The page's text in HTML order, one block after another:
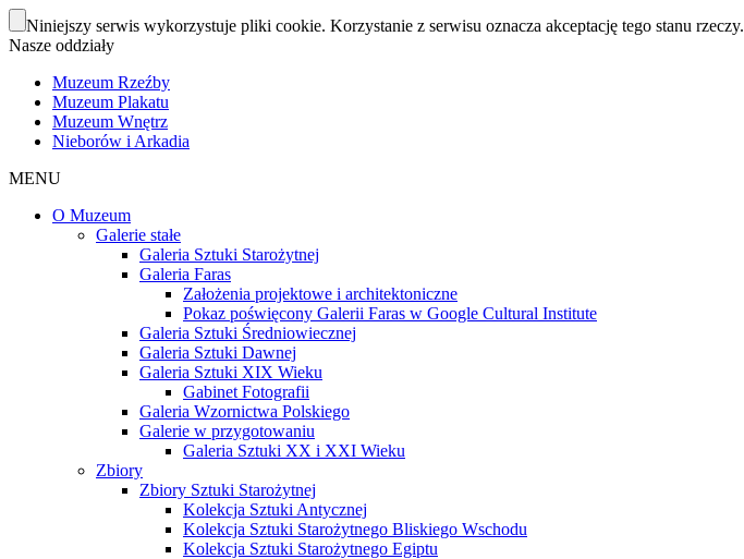
Niniejszy serwis wykorzystuje pliki cookie. Korzystanie z serwisu oznacza akceptację tego stanu rzeczy.
Nasze oddziały
Muzeum Rzeźby
Muzeum Plakatu
Muzeum Wnętrz
Nieborów i Arkadia
MENU
O Muzeum
Galerie stałe
Galeria Sztuki Starożytnej
Galeria Faras
Założenia projektowe i architektoniczne
Pokaz poświęcony Galerii Faras w Google Cultural Institute
Galeria Sztuki Średniowiecznej
Galeria Sztuki Dawnej
Galeria Sztuki XIX Wieku
Gabinet Fotografii
Galeria Wzornictwa Polskiego
Galerie w przygotowaniu
Galeria Sztuki XX i XXI Wieku
Zbiory
Zbiory Sztuki Starożytnej
Kolekcja Sztuki Antycznej
Kolekcja Sztuki Starożytnego Bliskiego Wschodu
Kolekcja Sztuki Starożytnego Egiptu